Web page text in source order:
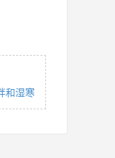
和湿寒